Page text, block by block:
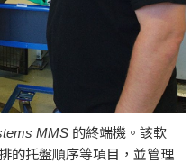
MMS 的終端機。該軟
的托盤順序等項目，並管理